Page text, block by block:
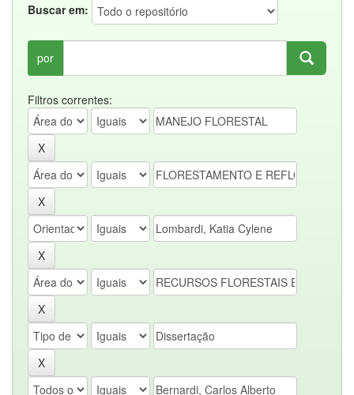
Buscar em:
por
Filtros correntes: